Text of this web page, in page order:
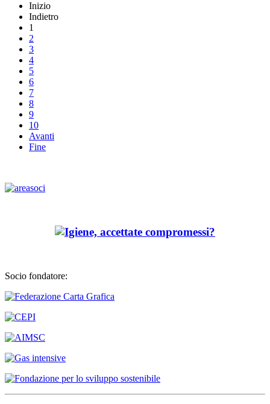
Inizio
Indietro
1
2
3
4
5
6
7
8
9
10
Avanti
Fine
Socio fondatore: